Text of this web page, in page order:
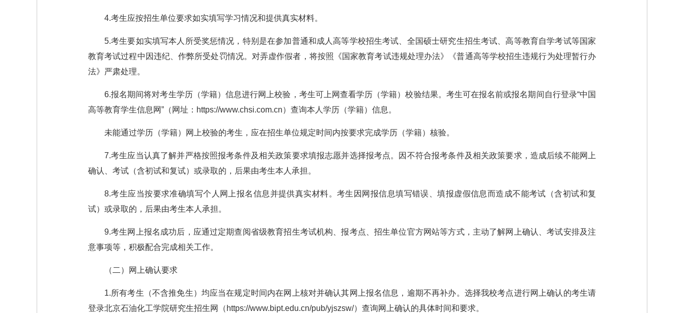
4.考生应按招生单位要求如实填写学习情况和提供真实材料。
5.考生要如实填写本人所受奖惩情况，特别是在参加普通和成人高等学校招生考试、全国硕士研究生招生考试、高等教育自学考试等国家
教育考试过程中因违纪、作弊所受处罚情况。对弄虚作假者，将按照《国家教育考试违规处理办法》《普通高等学校招生违规行为处理暂行办
法》严肃处理。
6.报名期间将对考生学历（学籍）信息进行网上校验，考生可上网查看学历（学籍）校验结果。考生可在报名前或报名期间自行登录“中国
高等教育学生信息网”（网址：https://www.chsi.com.cn）查询本人学历（学籍）信息。
未能通过学历（学籍）网上校验的考生，应在招生单位规定时间内按要求完成学历（学籍）核验。
7.考生应当认真了解并严格按照报考条件及相关政策要求填报志愿并选择报考点。因不符合报考条件及相关政策要求，造成后续不能网上
确认、考试（含初试和复试）或录取的，后果由考生本人承担。
8.考生应当按要求准确填写个人网上报名信息并提供真实材料。考生因网报信息填写错误、填报虚假信息而造成不能考试（含初试和复
试）或录取的，后果由考生本人承担。
9.考生网上报名成功后，应通过定期查阅省级教育招生考试机构、报考点、招生单位官方网站等方式，主动了解网上确认、考试安排及注
意事项等，积极配合完成相关工作。
（二）网上确认要求
1.所有考生（不含推免生）均应当在规定时间内在网上核对并确认其网上报名信息，逾期不再补办。选择我校考点进行网上确认的考生请
登录北京石油化工学院研究生招生网（https://www.bipt.edu.cn/pub/yjszsw/）查询网上确认的具体时间和要求。